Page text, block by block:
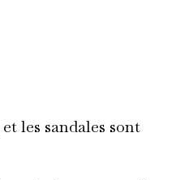
les sandales sont